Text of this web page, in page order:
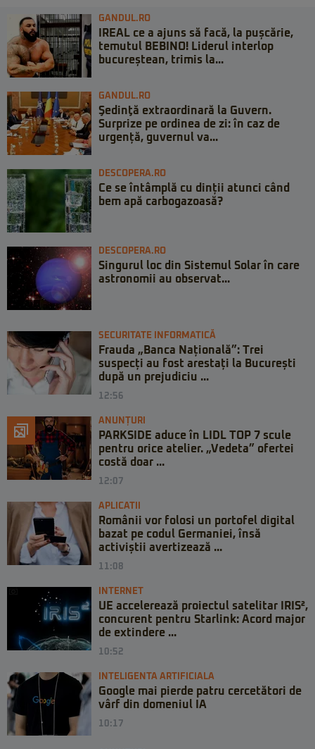
GANDUL.RO
IREAL ce a ajuns să facă, la pușcărie,
temutul BEBINO! Liderul interlop
bucureștean, trimis la...
GANDUL.RO
Şedinţă extraordinară la Guvern.
Surprize pe ordinea de zi: în caz de
urgență, guvernul va...
DESCOPERA.RO
Ce se întâmplă cu dinții atunci când
bem apă carbogazoasă?
DESCOPERA.RO
Singurul loc din Sistemul Solar în care
astronomii au observat...
SECURITATE INFORMATICĂ
Frauda „Banca Națională”: Trei
suspecți au fost arestați la București
după un prejudiciu ...
12:56
ANUNȚURI
PARKSIDE aduce în LIDL TOP 7 scule
pentru orice atelier. „Vedeta” ofertei
costă doar ...
12:07
APLICATII
Românii vor folosi un portofel digital
bazat pe codul Germaniei, însă
activiștii avertizează ...
11:08
INTERNET
UE accelerează proiectul satelitar IRIS²,
concurent pentru Starlink: Acord major
de extindere ...
10:52
INTELIGENTA ARTIFICIALA
Google mai pierde patru cercetători de
vârf din domeniul IA
10:17